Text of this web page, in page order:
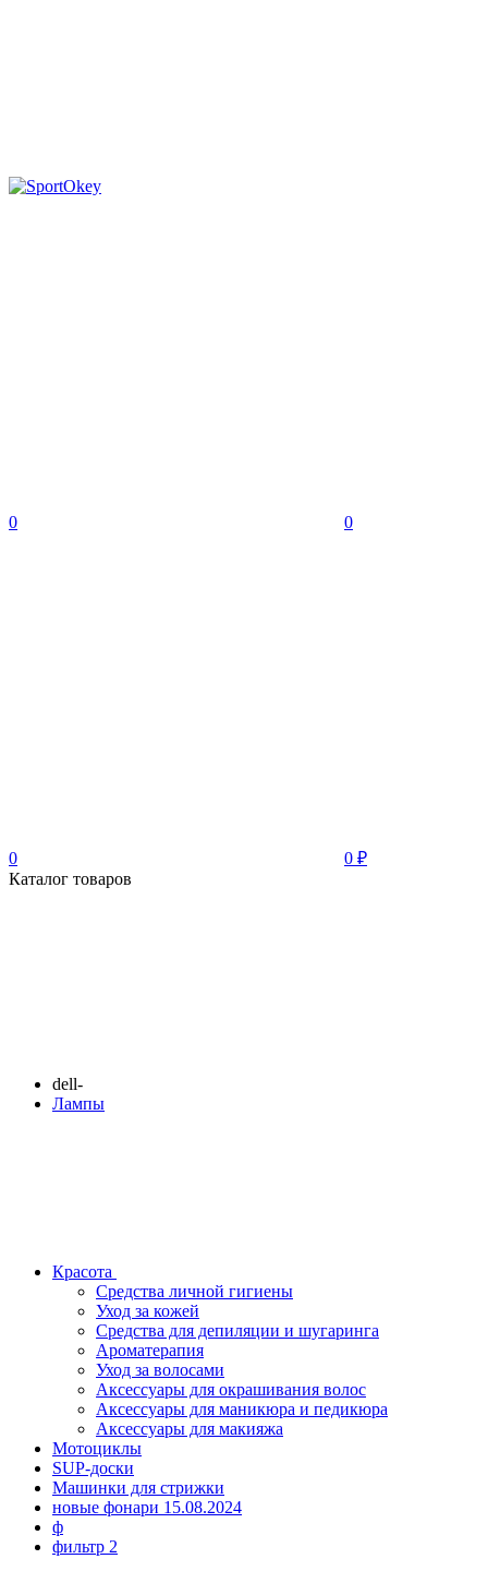
0 0
0 0 ₽
Каталог товаров
dell-
Лампы
Красота
Средства личной гигиены
Уход за кожей
Средства для депиляции и шугаринга
Ароматерапия
Уход за волосами
Аксессуары для окрашивания волос
Аксессуары для маникюра и педикюра
Аксессуары для макияжа
Мотоциклы
SUP-доски
Машинки для стрижки
новые фонари 15.08.2024
ф
фильтр 2